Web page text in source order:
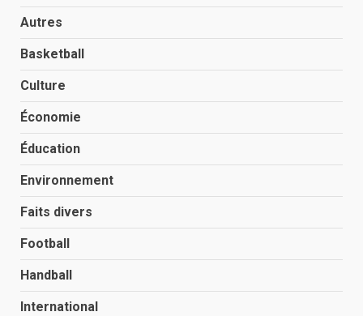
Autres
Basketball
Culture
Économie
Éducation
Environnement
Faits divers
Football
Handball
International